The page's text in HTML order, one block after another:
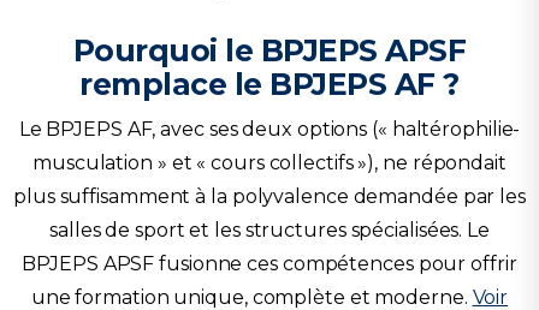
Pourquoi le BPJEPS APSF
remplace le BPJEPS AF ?
Le BPJEPS AF, avec ses deux options (« haltérophilie-
musculation » et « cours collectifs »), ne répondait
plus suffisamment à la polyvalence demandée par les
salles de sport et les structures spécialisées. Le
BPJEPS APSF fusionne ces compétences pour offrir
une formation unique, complète et moderne. Voir